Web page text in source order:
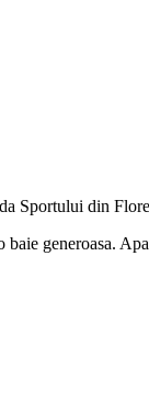
Sportului din
generoasa.